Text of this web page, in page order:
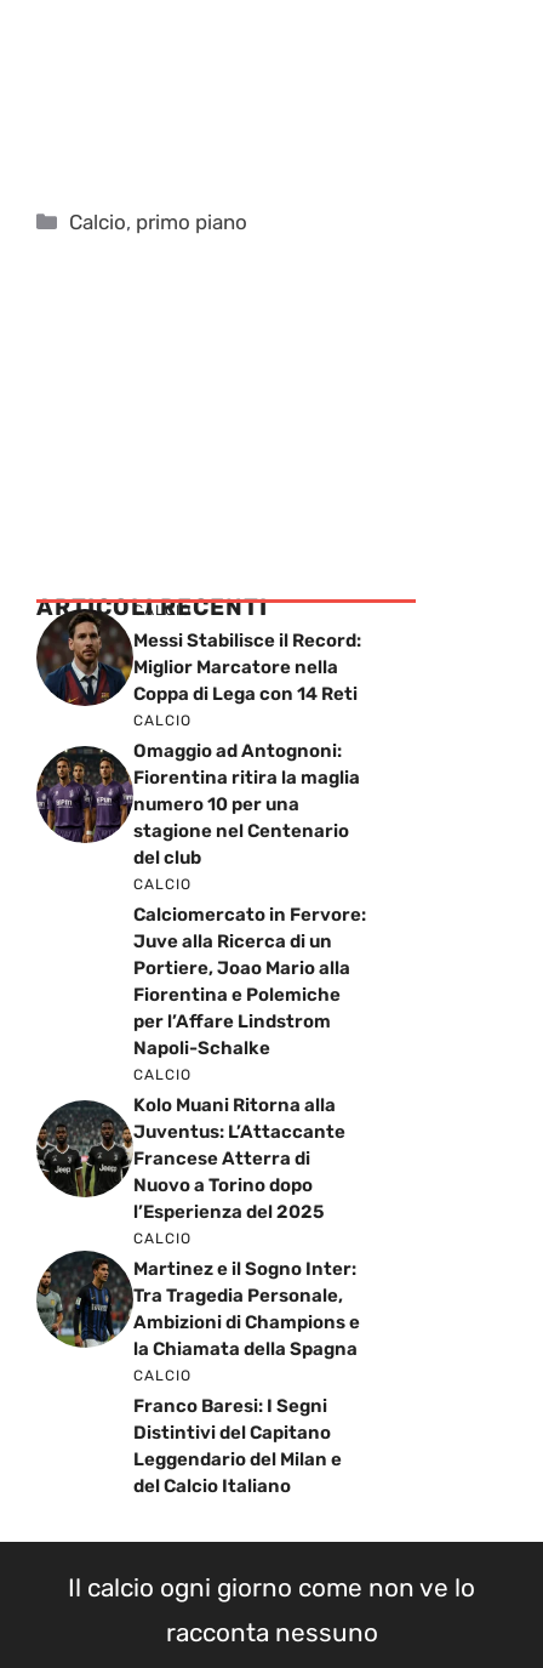
Categorie
Calcio, primo piano
ARTICOLI RECENTI
CALCIO
Messi Stabilisce il Record:
Miglior Marcatore nella
Coppa di Lega con 14 Reti
CALCIO
Omaggio ad Antognoni:
Fiorentina ritira la maglia
numero 10 per una
stagione nel Centenario
del club
CALCIO
Calciomercato in Fervore:
Juve alla Ricerca di un
Portiere, Joao Mario alla
Fiorentina e Polemiche
per l’Affare Lindstrom
Napoli-Schalke
CALCIO
Kolo Muani Ritorna alla
Juventus: L’Attaccante
Francese Atterra di
Nuovo a Torino dopo
l’Esperienza del 2025
CALCIO
Martinez e il Sogno Inter:
Tra Tragedia Personale,
Ambizioni di Champions e
la Chiamata della Spagna
CALCIO
Franco Baresi: I Segni
Distintivi del Capitano
Leggendario del Milan e
del Calcio Italiano
Il calcio ogni giorno come non ve lo
racconta nessuno